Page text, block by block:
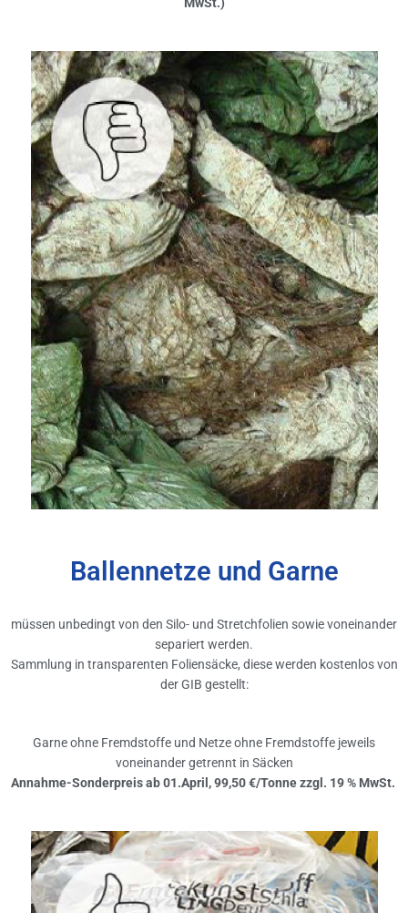
MwSt.)
Ballennetze und Garne
müssen unbedingt von den Silo- und Stretchfolien sowie voneinander
separiert werden.
Sammlung in transparenten Foliensäcke, diese werden kostenlos von
der GIB gestellt:
Garne ohne Fremdstoffe und Netze ohne Fremdstoffe jeweils
voneinander getrennt in Säcken
Annahme-Sonderpreis ab 01.April, 99,50 €/Tonne zzgl. 19 % MwSt.